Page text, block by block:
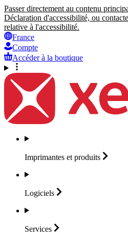
Passer directement au contenu
Déclaration d'accessibilité, ou
relative à l'accessibilité.
France
Compte
Accéder à la boutique
Imprimantes et produits
Logiciels
Services